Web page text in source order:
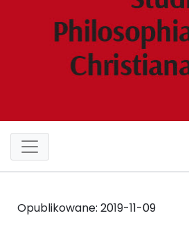
Opublikowane: 2019-11-09